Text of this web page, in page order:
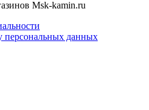
Msk-kamin.ru
персональных данных